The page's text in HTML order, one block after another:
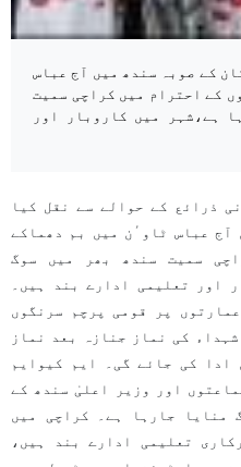
2013ء: پاکستان کے صوبہ سندھ میں آج عباس
کے احترام میں کراچی سمیت
ہے،شہر میں کاروبار اور
ذرائع کے حوالے سے نقل کیا
آج عباس ٹاوٴن میں بم دھماکے
سمیت سندھ بھر میں سوگ
اور تعلیمی ادارے بند ہیں۔
پر قومی پرچم سرنگوں
کی نماز جنازہ بعد نماز
ادا کی جائے گی۔ ایم کیوایم
اور وزیر اعلیٰ سندھ کے
منایا جارہا ہے۔ کراچی میں
تعلیمی ادارے بند ہیں،